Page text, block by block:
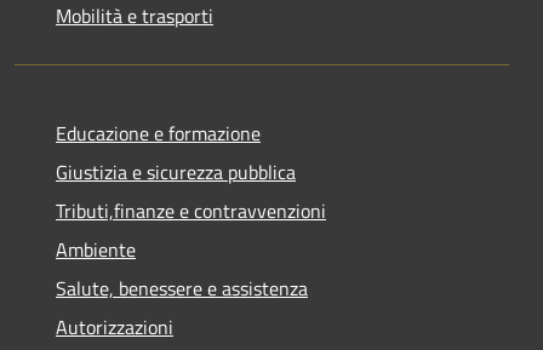
Mobilità e trasporti
Educazione e formazione
Giustizia e sicurezza pubblica
Tributi,finanze e contravvenzioni
Ambiente
Salute, benessere e assistenza
Autorizzazioni